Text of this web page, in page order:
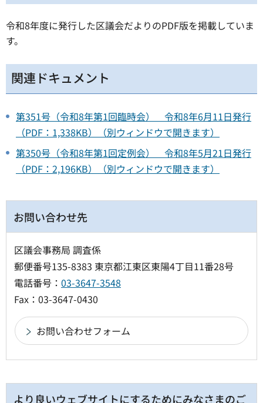
令和8年度に発行した区議会だよりのPDF版を掲載していま
す。
関連ドキュメント
第351号（令和8年第1回臨時会） 令和8年6月11日発行
（PDF：1,338KB）（別ウィンドウで開きます）
第350号（令和8年第1回定例会） 令和8年5月21日発行
（PDF：2,196KB）（別ウィンドウで開きます）
お問い合わせ先
区議会事務局 調査係
郵便番号135-8383 東京都江東区東陽4丁目11番28号
電話番号： 03-3647-3548
Fax：03-3647-0430
より良いウェブサイトにするためにみなさまのご